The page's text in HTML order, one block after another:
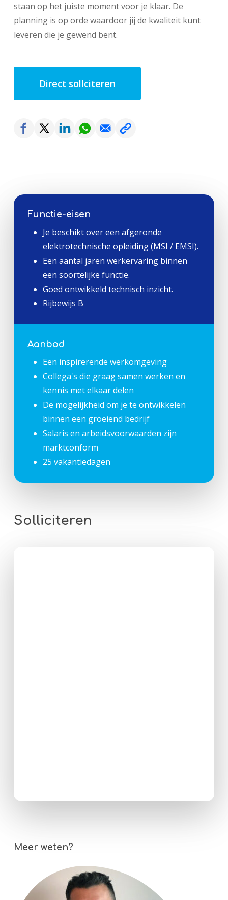
staan op het juiste moment voor je klaar. De
planning is op orde waardoor jij de kwaliteit kunt
leveren die je gewend bent.
Direct sollciteren
Functie-eisen
Je beschikt over een afgeronde
elektrotechnische opleiding (MSI / EMSI).
Een aantal jaren werkervaring binnen
een soortelijke functie.
Goed ontwikkeld technisch inzicht.
Rijbewijs B
Aanbod
Een inspirerende werkomgeving
Collega's die graag samen werken en
kennis met elkaar delen
De mogelijkheid om je te ontwikkelen
binnen een groeiend bedrijf
Salaris en arbeidsvoorwaarden zijn
marktconform
25 vakantiedagen
Solliciteren
Meer weten?